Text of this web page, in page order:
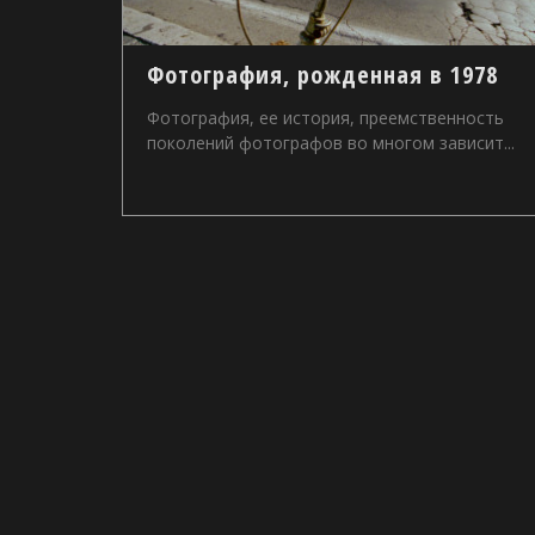
Фотография, рожденная в 1978
Фотография, ее история, преемственность
поколений фотографов во многом зависит...